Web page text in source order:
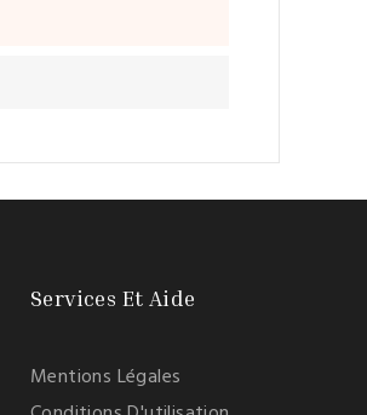
Services Et Aide
Mentions Légales